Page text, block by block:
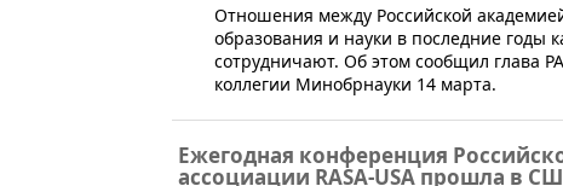
​Отношения между Российской
образования и науки в последние годы
сотрудничают. Об этом сообщил глава
коллегии Минобрнауки 14 марта.
Eжегодная конференция
ассоциации RASA-USA прошла в